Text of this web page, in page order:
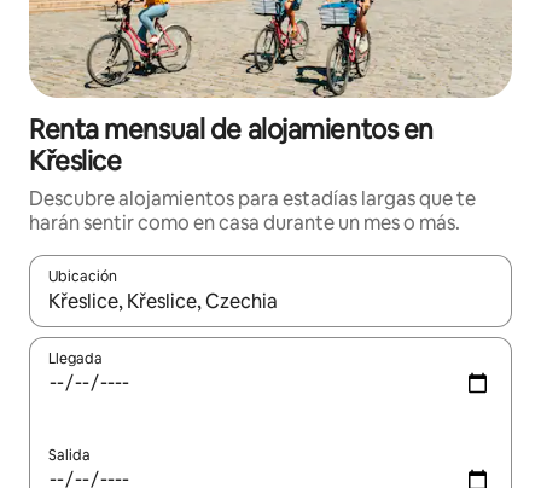
Renta mensual de alojamientos en
Křeslice
Descubre alojamientos para estadías largas que te
harán sentir como en casa durante un mes o más.
Ubicación
Cuando los resultados estén disponibles, navega con las
Llegada
Salida